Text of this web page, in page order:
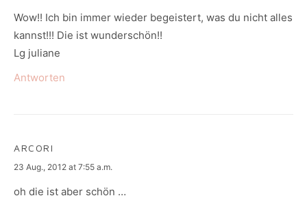
Wow!! Ich bin immer wieder begeistert, was du nicht alles
kannst!!! Die ist wunderschön!!
Lg juliane
Antworten
ARCORI
says:
23 Aug., 2012 at 7:55 a.m.
oh die ist aber schön …